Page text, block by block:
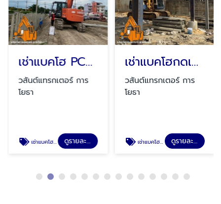
เช่าแบคโฮ PC200 กดเข็มเขื่อน
วสันต์แทรกเตอร์ การ
โยธา
เช่าแบคโฮ PC200 กดเข็มเขื่อน ดูรายละเอียด
เช่าแบคโฮกดเข็ม ไอ 35 ยาว 14เมตร
วสันต์แทรกเตอร์ การ
โยธา
เช่าแบคโฮกดเข็ม ไอ 35 ยาว 14เมตร ดูรายละเอียด